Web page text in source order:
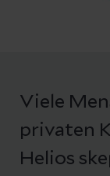
Viele
privaten
Helios